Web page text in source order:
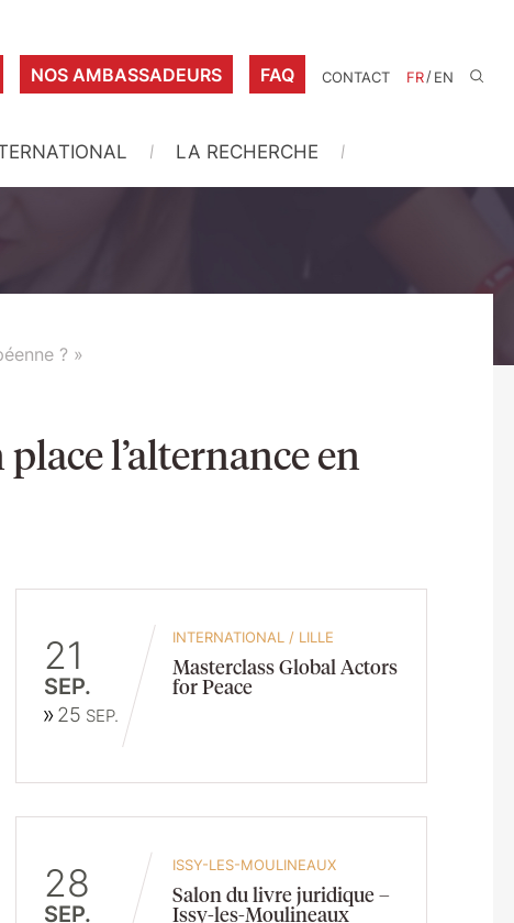
NOS AMBASSADEURS FAQ CONTACT FR/EN
LA RECHERCHE
? »
l’alternance en
21
SEP.
25 SEP.
INTERNATIONAL / LILLE
Masterclass Global Actors
for Peace
28
SEP.
ISSY-LES-MOULINEAUX
Salon du livre juridique –
Issy-les-Moulineaux